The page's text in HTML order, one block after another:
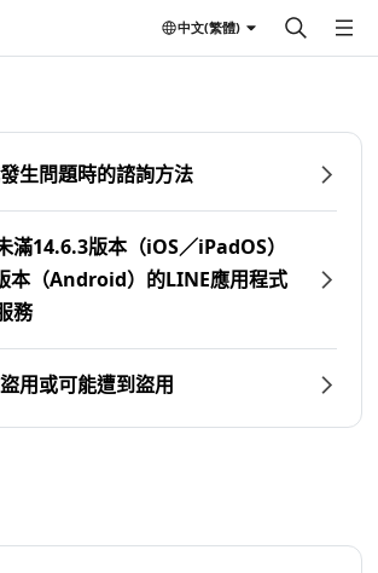
中文(繁體)
生問題時的諮詢方法
滿14.6.3版本（iOS／iPadOS）
本（Android）的LINE應用程式
務
用或可能遭到盜用